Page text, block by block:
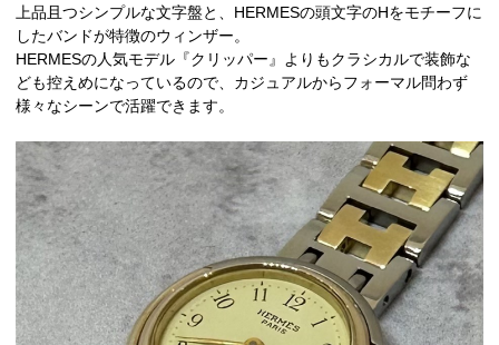
上品且つシンプルな文字盤と、HERMESの頭文字のHをモチーフに
したバンドが特徴のウィンザー。
HERMESの人気モデル『クリッパー』よりもクラシカルで装飾な
ども控えめになっているので、カジュアルからフォーマル問わず
様々なシーンで活躍できます。